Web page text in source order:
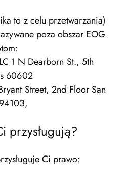
to z celu przetwarzania)
poza obszar EOG
1 N Dearborn St., 5th
60602
Street, 2nd Floor San
przysługują?
Ci prawo: